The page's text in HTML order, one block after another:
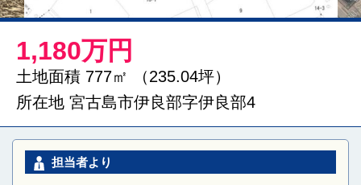
1,180万円
土地面積 777㎡ （235.04坪）
所在地 宮古島市伊良部字伊良部4
担当者より